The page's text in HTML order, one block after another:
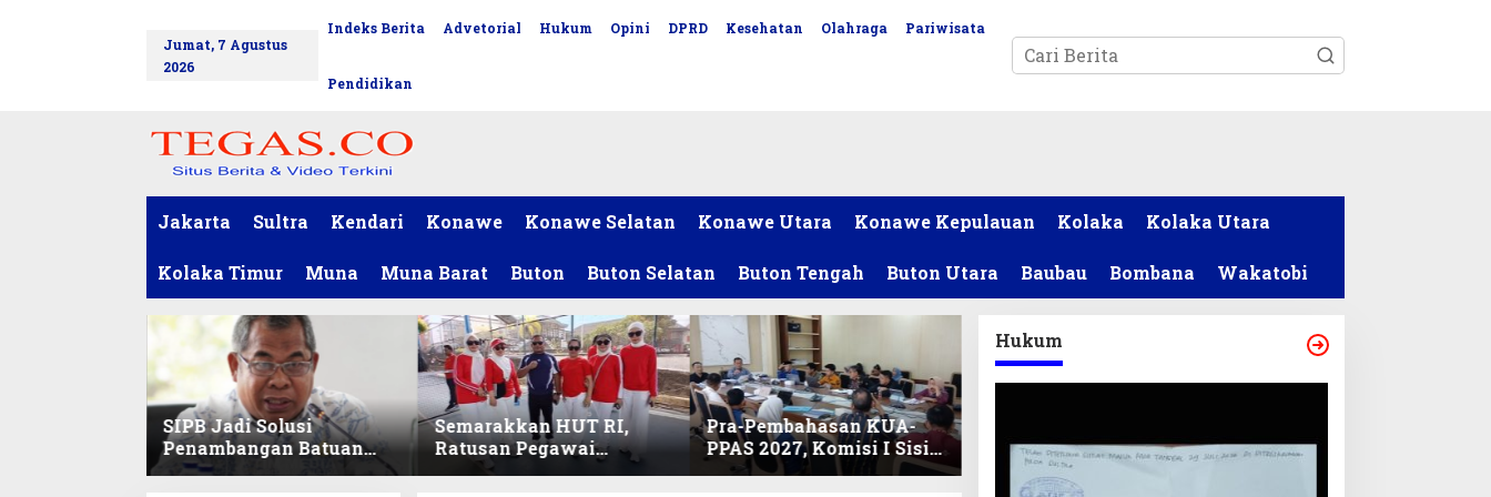
Jumat, 7 Agustus
2026
Indeks Berita Advetorial Hukum Opini DPRD Kesehatan Olahraga Pariwisata
Pendidikan
Jakarta Sultra Kendari Konawe Konawe Selatan Konawe Utara Konawe Kepulauan Kolaka Kolaka Utara
Kolaka Timur Muna Muna Barat Buton Buton Selatan Buton Tengah Buton Utara Baubau Bombana Wakatobi
SIPB Jadi Solusi
Penambangan Batuan
Komoditas ex-Golongan
Semarakkan HUT RI,
Ratusan Pegawai
Sekretariat DPRD Sultra
Pra-Pembahasan KUA-
PPAS 2027, Komisi I Sisir
Program Prioritas
Hukum